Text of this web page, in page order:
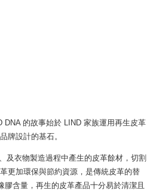
DNA 的故事始於 LIND 家族運用再生皮革
牌設計的基石。
及衣物製造過程中產生的皮革餘材，切割
更加環保與節約資源，是傳統皮革的替
含量，再生的皮革產品十分易於清潔且